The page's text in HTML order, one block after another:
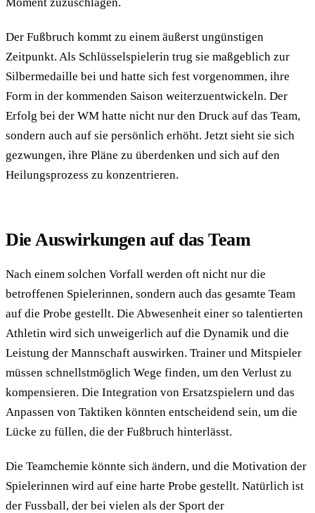
Der Fußbruch kommt zu einem äußerst ungünstigen
Zeitpunkt. Als Schlüsselspielerin trug sie maßgeblich zur
Silbermedaille bei und hatte sich fest vorgenommen, ihre
Form in der kommenden Saison weiterzuentwickeln. Der
Erfolg bei der WM hatte nicht nur den Druck auf das Team,
sondern auch auf sie persönlich erhöht. Jetzt sieht sie sich
gezwungen, ihre Pläne zu überdenken und sich auf den
Heilungsprozess zu konzentrieren.
Die Auswirkungen auf das Team
Nach einem solchen Vorfall werden oft nicht nur die
betroffenen Spielerinnen, sondern auch das gesamte Team
auf die Probe gestellt. Die Abwesenheit einer so talentierten
Athletin wird sich unweigerlich auf die Dynamik und die
Leistung der Mannschaft auswirken. Trainer und Mitspieler
müssen schnellstmöglich Wege finden, um den Verlust zu
kompensieren. Die Integration von Ersatzspielern und das
Anpassen von Taktiken könnten entscheidend sein, um die
Lücke zu füllen, die der Fußbruch hinterlässt.
Die Teamchemie könnte sich ändern, und die Motivation der
Spielerinnen wird auf eine harte Probe gestellt. Natürlich ist
der Fussball, der bei vielen als der Sport der